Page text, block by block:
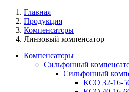
Главная
Продукция
Компенсаторы
Линзовый компенсатор
Компенсаторы
Сильфонный
Сильфонный
КСО 32-16-